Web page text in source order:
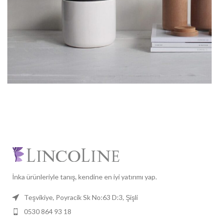
İnka ürünleriyle tanış, kendine en iyi yatırımı yap.
Teşvikiye, Poyracik Sk No:63 D:3, Şişli
0530 864 93 18